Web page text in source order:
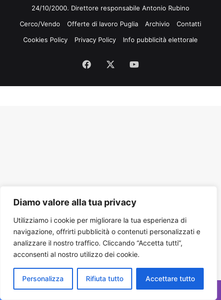
Diamo valore alla tua privacy
Utilizziamo i cookie per migliorare la tua esperienza di
navigazione, offrirti pubblicità o contenuti personalizzati e
analizzare il nostro traffico. Cliccando “Accetta tutti”,
acconsenti al nostro utilizzo dei cookie.
Personalizza Rifiuta tutto Accettare tutto
24/10/2000. Direttore responsabile Antonio Rubino
Cerco/Vendo
Offerte di lavoro Puglia Archivio
Contatti
Cookies Policy
Privacy Policy Info pubblicità elettorale
Facebook
Tube